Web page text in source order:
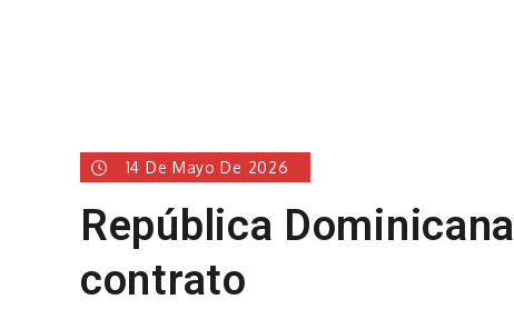
14 De Mayo De 2026
República
contrato